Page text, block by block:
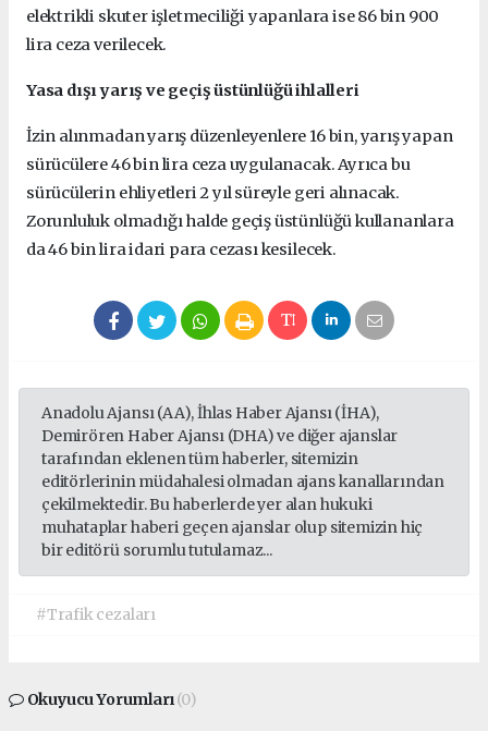
elektrikli skuter işletmeciliği yapanlara ise 86 bin 900
lira ceza verilecek.
Yasa dışı yarış ve geçiş üstünlüğü ihlalleri
İzin alınmadan yarış düzenleyenlere 16 bin, yarış yapan
sürücülere 46 bin lira ceza uygulanacak. Ayrıca bu
sürücülerin ehliyetleri 2 yıl süreyle geri alınacak.
Zorunluluk olmadığı halde geçiş üstünlüğü kullananlara
da 46 bin lira idari para cezası kesilecek.
Anadolu Ajansı (AA), İhlas Haber Ajansı (İHA),
Demirören Haber Ajansı (DHA) ve diğer ajanslar
tarafından eklenen tüm haberler, sitemizin
editörlerinin müdahalesi olmadan ajans kanallarından
çekilmektedir. Bu haberlerde yer alan hukuki
muhataplar haberi geçen ajanslar olup sitemizin hiç
bir editörü sorumlu tutulamaz...
#Trafik cezaları
Okuyucu Yorumları(0)